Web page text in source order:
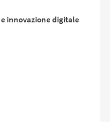
innovazione digitale